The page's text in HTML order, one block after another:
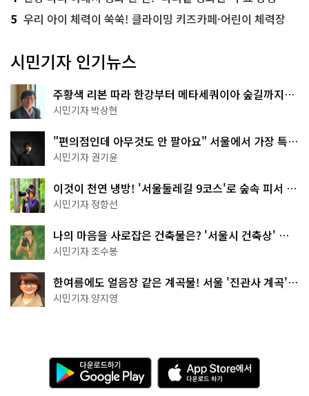
5 우리 아이 체력이 쑥쑥! 클라이밍 키즈카페·어린이 체력장
시민기자 인기뉴스
주황색 리본 따라 한강부터 메타세쿼이아 숲길까지…
서울둘레길 15코스
시민기자 박상현
"편의점인데 아무것도 안 팔아요" 서울에서 가장 특별
한 편의점의 정체
시민기자 권기윤
이것이 천연 냉방! '서울둘레길 9코스'로 숲속 피서 떠
나볼까
시민기자 정향선
나의 마음을 사로잡은 건축물은? '서울시 건축상' 수
상작 공개!
시민기자 조수봉
한여름에도 얼음장 같은 계곡물! 서울 '진관사 계곡'이
천국이네~
시민기자 양지영
다
운
로
A
p
p